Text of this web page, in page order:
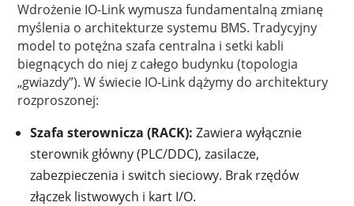
Wdrożenie IO-Link wymusza fundamentalną zmianę
myślenia o architekturze systemu BMS. Tradycyjny
model to potężna szafa centralna i setki kabli
biegnących do niej z całego budynku (topologia
„gwiazdy”). W świecie IO-Link dążymy do architektury
rozproszonej:
Szafa sterownicza (RACK): Zawiera wyłącznie
sterownik główny (PLC/DDC), zasilacze,
zabezpieczenia i switch sieciowy. Brak rzędów
złączek listwowych i kart I/O.